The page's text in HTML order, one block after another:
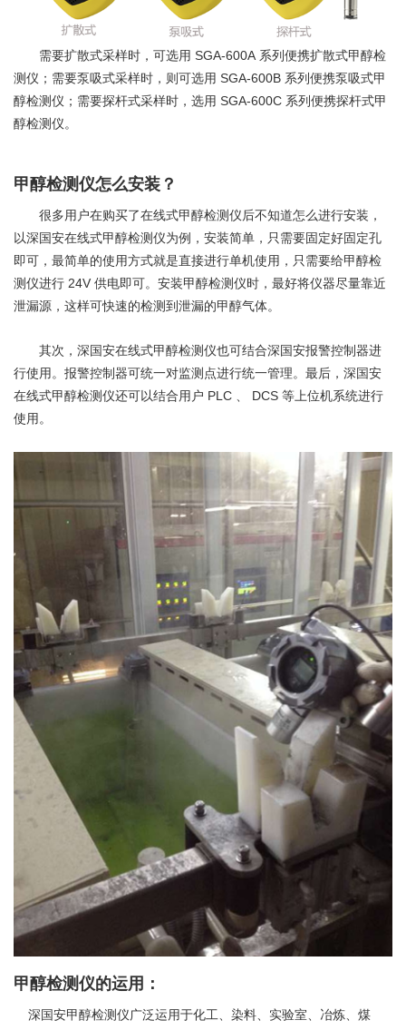
需要扩散式采样时，可选用 SGA-600A 系列便携扩散式甲醇检
测仪；需要泵吸式采样时，则可选用 SGA-600B 系列便携泵吸式甲
醇检测仪；需要探杆式采样时，选用 SGA-600C 系列便携探杆式甲
醇检测仪。
甲醇检测仪怎么安装？
很多用户在购买了在线式甲醇检测仪后不知道怎么进行安装，
以深国安在线式甲醇检测仪为例，安装简单，只需要固定好固定孔
即可，最简单的使用方式就是直接进行单机使用，只需要给甲醇检
测仪进行 24V 供电即可。安装甲醇检测仪时，最好将仪器尽量靠近
泄漏源，这样可快速的检测到泄漏的甲醇气体。
其次，深国安在线式甲醇检测仪也可结合深国安报警控制器进
行使用。报警控制器可统一对监测点进行统一管理。最后，深国安
在线式甲醇检测仪还可以结合用户 PLC 、 DCS 等上位机系统进行
使用。
甲醇检测仪的运用：
深国安甲醇检测仪广泛运用于化工、染料、实验室、冶炼、煤